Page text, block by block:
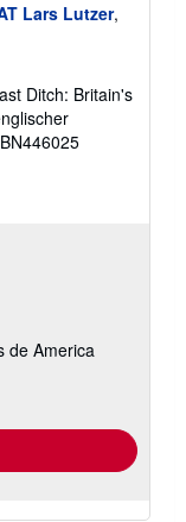
Lars Lutzer,
Ditch: Britain's
de America